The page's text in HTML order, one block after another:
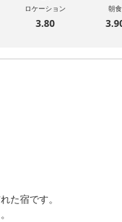
ロケーション
3.80
朝食
た宿です。